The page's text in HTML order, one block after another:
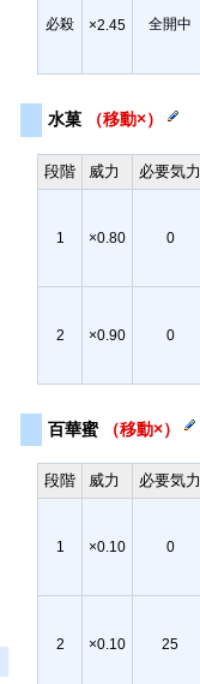
必殺 ×2.45 全開中
水菓 （移動×）
段階 威力 必要気力
1 ×0.80 0
2 ×0.90 0
百華蜜 （移動×）
段階 威力 必要気力
1 ×0.10 0
2 ×0.10 25